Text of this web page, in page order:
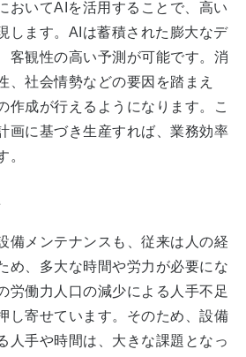
おいてAIを活用することで、高い
します。AIは蓄積された膨大なデ
客観性の高い予測が可能です。消
、社会情勢などの要因を踏まえ
作成が行えるようになります。こ
画に基づき生産すれば、業務効率
。
備メンテナンスも、従来は人の経
め、多大な時間や労力が必要にな
労働力人口の減少による人手不足
し寄せています。そのため、設備
人手や時間は、大きな課題となっ